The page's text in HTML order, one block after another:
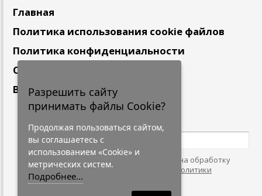
Главная
Политика использования cookie файлов
Политика конфиденциальности
Сотрудничество
Вакансии
Подпишитесь
Нажимая на кнопку, я даю согласие на обработку
персональных данных. С условиями
"Политики
Конфидециальности"
Разрешить сайту
принимать файлы Cookie?
Продолжая пользоваться сайтом,
вы соглашаетесь с
использованием «Cookie» и
метрических систем.
Подробнее...